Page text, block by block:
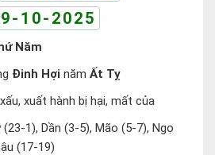
10-2025
Năm
Đinh Hợi năm Ất Tỵ
xuất hành bị hại, mất của
(23-1), Dần (3-5), Mão (5-7), Ngọ
(17-19)